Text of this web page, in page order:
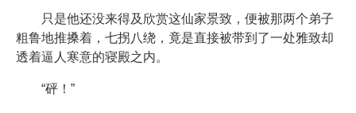
只是他还没来得及欣赏这仙家景致，便被那两个弟子
粗鲁地推搡着，七拐八绕，竟是直接被带到了一处雅致却
透着逼人寒意的寝殿之内。
“砰！”